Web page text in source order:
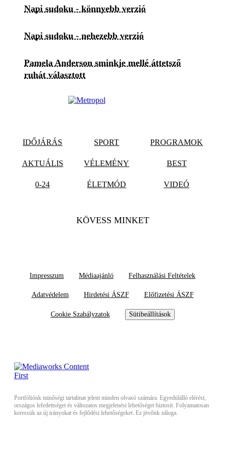
Napi sudoku - könnyebb verzió
Napi sudoku - nehezebb verzió
Pamela Anderson sminkje mellé áttetsző
ruhát választott
IDŐJÁRÁS SPORT PROGRAMOK
AKTUÁLIS VÉLEMÉNY BEST
0-24 ÉLETMÓD VIDEÓ
KÖVESS MINKET
Impresszum Médiaajánló Felhasználási Feltételek
Adatvédelem Hirdetési ÁSZF Előfizetési ÁSZF
Cookie Szabályzatok Sütibeállítások
Portfóliónk minőségi tartalmat jelent minden olvasó számára. Egyedülálló elérést,
országos lefedettséget és változatos megjelenési lehetőséget biztosít. Folyamatosan
keressük az új irányokat és fejlődési lehetőségeket. Ez jövőnk záloga.